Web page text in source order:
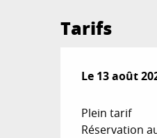
Tarifs
Le 13 août
Le 13 août
Plein tarif
Réservation